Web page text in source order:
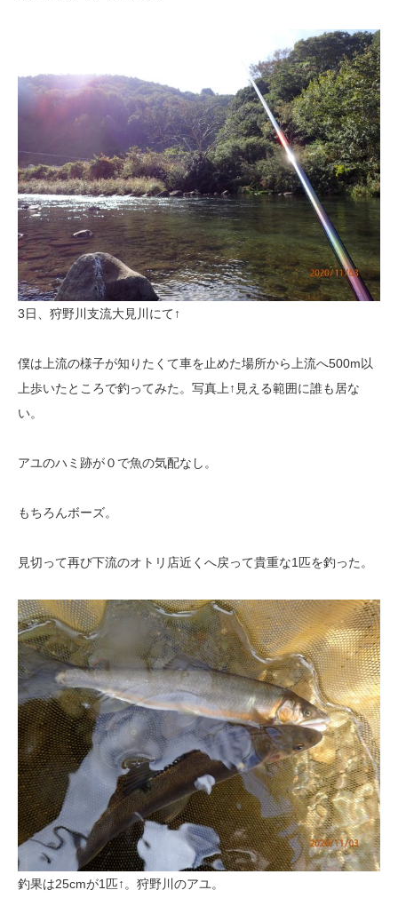
3日、狩野川支流大見川にて↑
僕は上流の様子が知りたくて車を止めた場所から上流へ500m以
上歩いたところで釣ってみた。写真上↑見える範囲に誰も居な
い。
アユのハミ跡が０で魚の気配なし。
もちろんボーズ。
見切って再び下流のオトリ店近くへ戻って貴重な1匹を釣った。
釣果は25cmが1匹↑。狩野川のアユ。